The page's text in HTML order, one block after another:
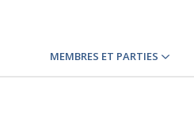
MEMBRES ET PARTIES